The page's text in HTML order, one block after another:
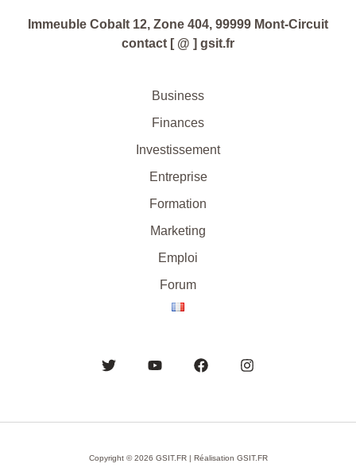
Immeuble Cobalt 12, Zone 404, 99999 Mont-Circuit
contact [ @ ] gsit.fr
Business
Finances
Investissement
Entreprise
Formation
Marketing
Emploi
Forum
Copyright © 2026 GSIT.FR | Réalisation GSIT.FR